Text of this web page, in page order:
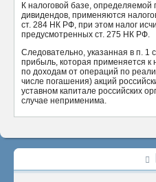
К налоговой базе,
дивидендов, применяются
ст. 284 НК РФ, при этом налог
предусмотренных ст. 275 НК РФ.
Следовательно, указанная в п. 1
прибыль, которая применяется к
по доходам от операций по
числе погашения) акций
уставном капитале российских
случае неприменима.